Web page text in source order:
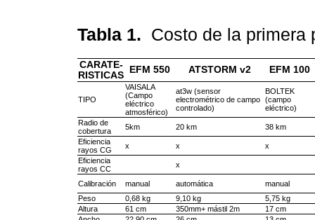
Tabla 1. Costo de la
CARATE-
RISTICAS
EFM 550 ATSTORM v2 EFM 100
TIPO
VAISALA
(Campo
eléctrico
atmosférico)
at3w (sensor
electrométrico de campo
controlado)
BOLTEK
(campo
eléctrico)
Radio de
cobertura
5km 20 km
38 km
Eficiencia
rayos CG
x x
x
Eficiencia
rayos CC
x
Calibración manual automática
manual
Peso
0,68 kg 9,10 kg
5,75 kg
Altura
61 cm 350mm+ mástil 2m
17 cm